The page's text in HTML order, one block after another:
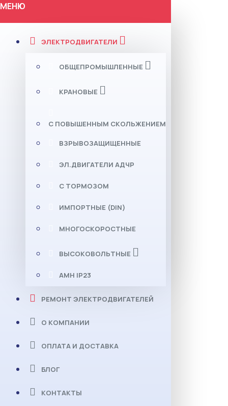
МЕНЮ
ЭЛЕКТРОДВИГАТЕЛИ
ОБЩЕПРОМЫШЛЕННЫЕ
КРАНОВЫЕ
С ПОВЫШЕННЫМ СКОЛЬЖЕНИЕМ
ВЗРЫВОЗАЩИЩЕННЫЕ
ЭЛ.ДВИГАТЕЛИ АДЧР
С ТОРМОЗОМ
ИМПОРТНЫЕ (DIN)
МНОГОСКОРОСТНЫЕ
ВЫСОКОВОЛЬТНЫЕ
АМН IP23
РЕМОНТ ЭЛЕКТРОДВИГАТЕЛЕЙ
О КОМПАНИИ
ОПЛАТА И ДОСТАВКА
БЛОГ
КОНТАКТЫ